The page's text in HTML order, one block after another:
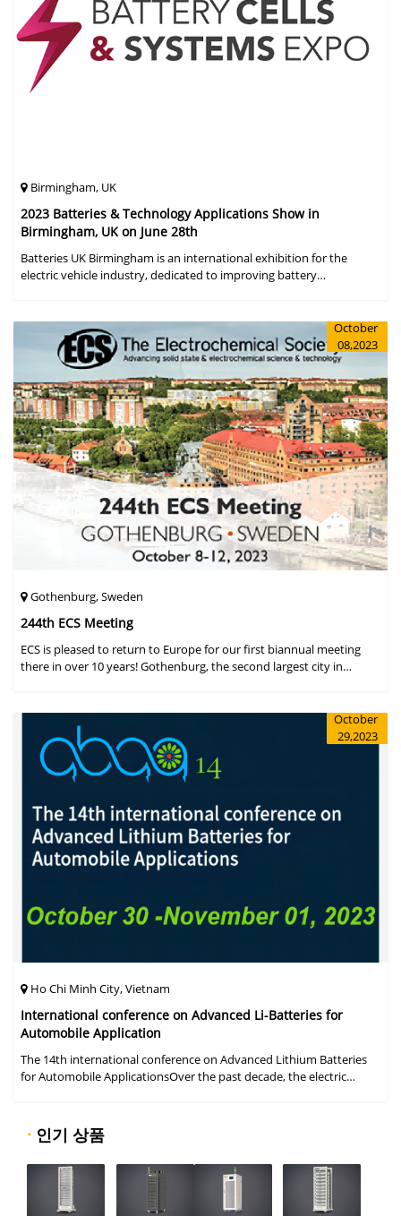
Birmingham, UK
2023 Batteries & Technology Applications Show in
Birmingham, UK on June 28th
Batteries UK Birmingham is an international exhibition for the
electric vehicle industry, dedicated to improving battery
October
08,2023
Gothenburg, Sweden
244th ECS Meeting
ECS is pleased to return to Europe for our first biannual meeting
there in over 10 years! Gothenburg, the second largest city in
October
29,2023
Ho Chi Minh City, Vietnam
International conference on Advanced Li-Batteries for
Automobile Application
The 14th international conference on Advanced Lithium Batteries
for Automobile ApplicationsOver the past decade, the electric
· 인기 상품